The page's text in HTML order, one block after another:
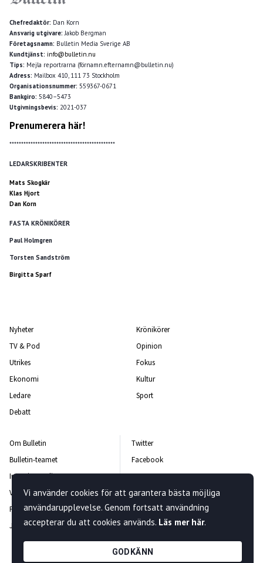
Chefredaktör: Dan Korn
Ansvarig utgivare: Jakob Bergman
Företagsnamn: Bulletin Media Sverige AB
Kundtjänst: info@bulletin.nu
Tips: Mejla reportrarna (förnamn.efternamn@bulletin.nu)
Adress: Mailbox 410, 111 73 Stockholm
Organisationsnummer: 559367-0671
Bankgiro: 5840–5473
Utgivningsbevis: 2021-037
Prenumerera här!
*********************************************
LEDARSKRIBENTER
Mats Skogkär
Klas Hjort
Dan Korn
FASTA KRÖNIKÖRER
Paul Holmgren
Torsten Sandström
Birgitta Sparf
Nyheter
TV & Pod
Utrikes
Ekonomi
Ledare
Debatt
Krönikörer
Opinion
Fokus
Kultur
Sport
Om Bulletin
Bulletin-teamet
Integritetspolicy
Vanliga frågor och svar
Rättelsepolicy
Jobba hos oss
Twitter
Facebook
Instagram
Kontakta oss
Nyhetsbrev
Vi använder cookies för att garantera bästa möjliga
användarupplevelse. Genom fortsatt användning
accepterar du att cookies används. Läs mer här.
GODKÄNN